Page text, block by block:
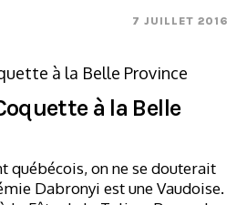
7 JUILLET 2016
à la Belle
québécois, on ne se douterait
Dabronyi est une Vaudoise.